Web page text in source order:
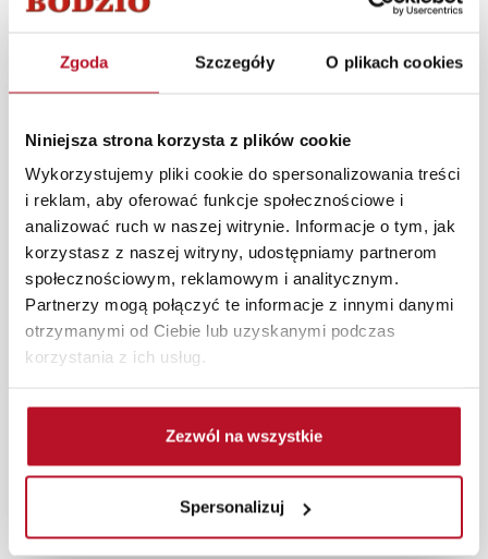
Zgoda Szczegóły O plikach cookies
Niniejsza strona korzysta z plików cookie
Wykorzystujemy pliki cookie do spersonalizowania treści
i reklam, aby oferować funkcje społecznościowe i
analizować ruch w naszej witrynie. Informacje o tym, jak
korzystasz z naszej witryny, udostępniamy partnerom
społecznościowym, reklamowym i analitycznym.
Partnerzy mogą połączyć te informacje z innymi danymi
otrzymanymi od Ciebie lub uzyskanymi podczas
korzystania z ich usług.
Zezwól na wszystkie
Spersonalizuj
łatwo komponują się z różnymi dekoracjami. Solidne
trwałość i odporność na codzienne użytkowanie.
W każdym z salonów mebli Bodzio oferujemy pomoc w
aranżacji mebli, a nasi pracownicy z wykorzystaniem
programu Planer 3D bezpłatnie zaprojektują i
przygotują kompleksową wizualizację Państwa
pomieszczenia wraz z wyceną. Każde zamówienie
złożone w sklepie stacjonarnym dostarczymy do 3 dni
roboczych na terenie całej Polski. W przypadku
zamówień internetowych czas dostawy wynosi do 5 dni
roboczych, również na terenie całego kraju. Wszystkie
Rzeczywiste kolory i struktura materiałów mogą różnić
się od widocznych na ekranie, zależnie od ustawień
monitora, rodzaju wyświetlacza i oświetlenia.